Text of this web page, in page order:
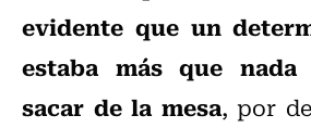
evidente que un
estaba más que nada
sacar de la mesa, por